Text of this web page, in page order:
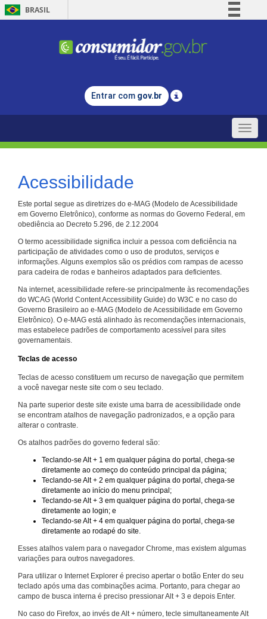
BRASIL
Comunica BR
Legislação
Entrar com gov.br
Toggle
Acessibilidade
Este portal segue as diretrizes do e-MAG (Modelo de Acessibilidade
em Governo Eletrônico), conforme as normas do Governo Federal, em
obediência ao Decreto 5.296, de 2.12.2004
O termo acessibilidade significa incluir a pessoa com deficiência na
participação de atividades como o uso de produtos, serviços e
informações. Alguns exemplos são os prédios com rampas de acesso
para cadeira de rodas e banheiros adaptados para deficientes.
Na internet, acessibilidade refere-se principalmente às recomendações
do WCAG (World Content Accessibility Guide) do W3C e no caso do
Governo Brasileiro ao e-MAG (Modelo de Acessibilidade em Governo
Eletrônico). O e-MAG está alinhado às recomendações internacionais,
mas estabelece padrões de comportamento acessível para sites
governamentais.
Teclas de acesso
Teclas de acesso constituem um recurso de navegação que permitem
a você navegar neste site com o seu teclado.
Na parte superior deste site existe uma barra de acessibilidade onde
se encontram atalhos de navegação padronizados, e a opção para
alterar o contraste.
Os atalhos padrões do governo federal são:
Teclando-se Alt + 1 em qualquer página do portal, chega-se
diretamente ao começo do conteúdo principal da página;
Teclando-se Alt + 2 em qualquer página do portal, chega-se
diretamente ao início do menu principal;
Teclando-se Alt + 3 em qualquer página do portal, chega-se
diretamente ao login; e
Teclando-se Alt + 4 em qualquer página do portal, chega-se
diretamente ao rodapé do site.
Esses atalhos valem para o navegador Chrome, mas existem algumas
variações para outros navegadores.
Para utilizar o Internet Explorer é preciso apertar o botão Enter do seu
teclado após uma das combinações acima. Portanto, para chegar ao
campo de busca interna é preciso pressionar Alt + 3 e depois Enter.
No caso do Firefox, ao invés de Alt + número, tecle simultaneamente Alt